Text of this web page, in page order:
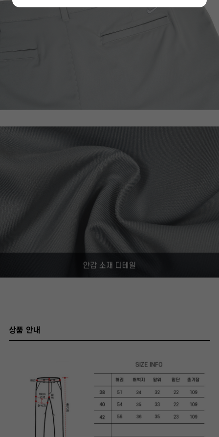
상품 안내